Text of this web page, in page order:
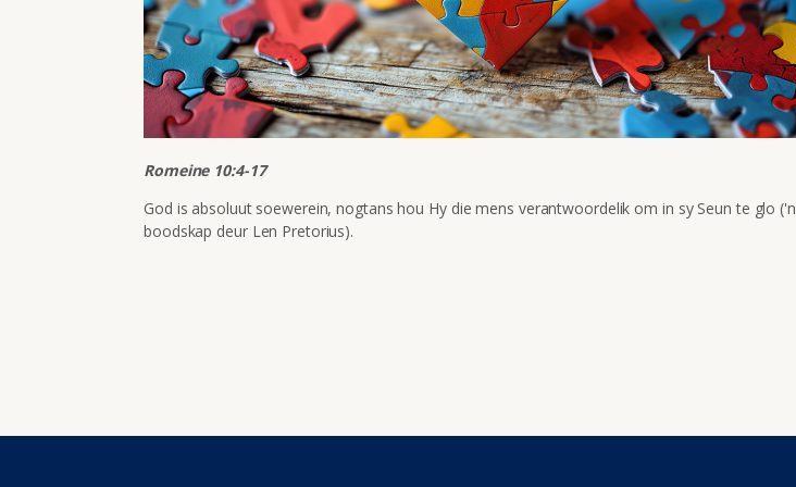
Romeine 10:4-17
God is absoluut soewerein, nogtans hou Hy die mens verantwoordelik om in sy Seun te glo ('n
boodskap deur Len Pretorius).